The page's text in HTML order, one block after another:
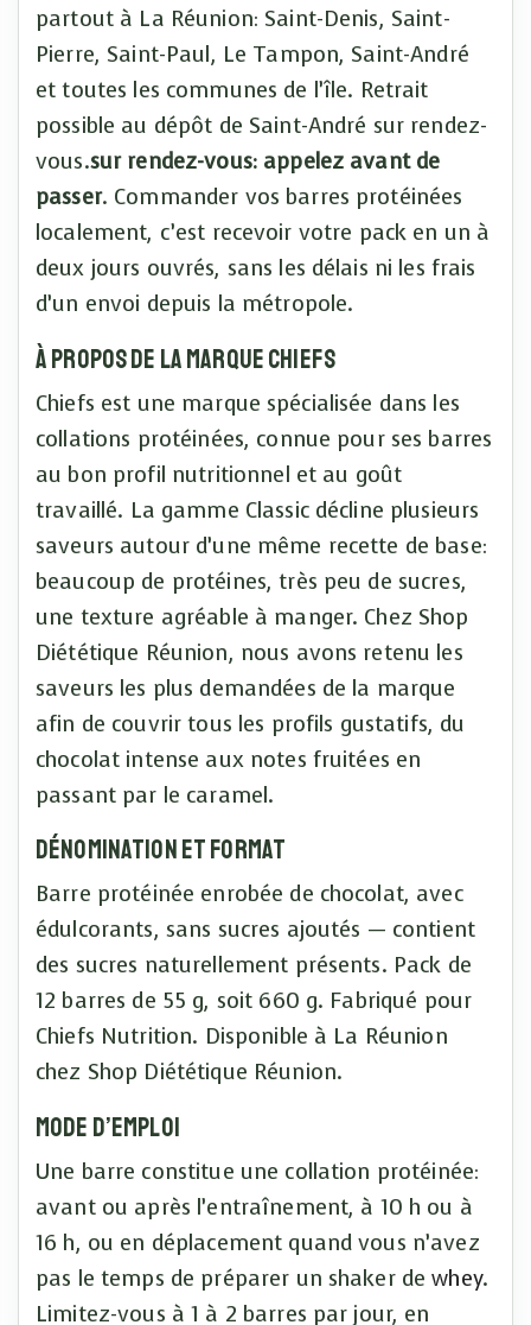
partout à La Réunion: Saint-Denis, Saint-
Pierre, Saint-Paul, Le Tampon, Saint-André
et toutes les communes de l’île. Retrait
possible au dépôt de Saint-André sur rendez-
vous.sur rendez-vous: appelez avant de
passer. Commander vos barres protéinées
localement, c’est recevoir votre pack en un à
deux jours ouvrés, sans les délais ni les frais
d’un envoi depuis la métropole.
À propos de la marque Chiefs
Chiefs est une marque spécialisée dans les
collations protéinées, connue pour ses barres
au bon profil nutritionnel et au goût
travaillé. La gamme Classic décline plusieurs
saveurs autour d’une même recette de base:
beaucoup de protéines, très peu de sucres,
une texture agréable à manger. Chez Shop
Diététique Réunion, nous avons retenu les
saveurs les plus demandées de la marque
afin de couvrir tous les profils gustatifs, du
chocolat intense aux notes fruitées en
passant par le caramel.
Dénomination et format
Barre protéinée enrobée de chocolat, avec
édulcorants, sans sucres ajoutés — contient
des sucres naturellement présents. Pack de
12 barres de 55 g, soit 660 g. Fabriqué pour
Chiefs Nutrition. Disponible à La Réunion
chez Shop Diététique Réunion.
Mode d’emploi
Une barre constitue une collation protéinée:
avant ou après l’entraînement, à 10 h ou à
16 h, ou en déplacement quand vous n’avez
pas le temps de préparer un shaker dewhey.
Limitez-vous à 1 à 2 barres par jour, en